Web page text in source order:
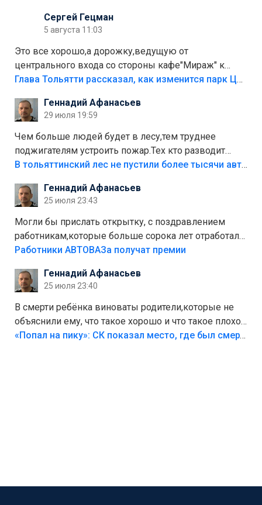
Сергей Гецман
5 августа 11:03
Это все хорошо,а дорожку,ведущую от
центрального входа со стороны кафе"Мираж" к
аттракционам слабо доделать?А то бордюры
лежала в парке и испортилась.Да еще,видимо,часть
украли.
Глава Тольятти рассказал, как изменится парк Центрального района
Геннадий Афанасьев
29 июля 19:59
Чем больше людей будет в лесу,тем труднее
поджигателям устроить пожар.Тех кто разводит
костры,тех надо безбожно штрафовать.Камер полно
Штрафы мизерные.
В тольяттинский лес не пустили более тысячи автомобилей
Геннадий Афанасьев
25 июля 23:43
Могли бы прислать открытку, с поздравлением
работникам,которые больше сорока лет отработали
на предприятии.
Работники АВТОВАЗа получат премии
Геннадий Афанасьев
25 июля 23:40
В смерти ребёнка виноваты родители,которые не
объяснили ему, что такое хорошо и что такое плохо!
Лезть через такой забор,верх безумия,есть же
«Попал на пику»: СК показал место, где был смертельно травмирован ребенок в Тольятти